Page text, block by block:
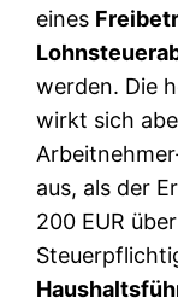
eines
werden. Die
wirkt sich
aus, als der
200 EUR